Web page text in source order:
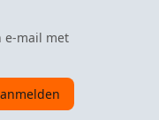
e-mail met